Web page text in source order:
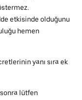
etkisinde olduğunu
hemen
yanı sıra ek
lütfen